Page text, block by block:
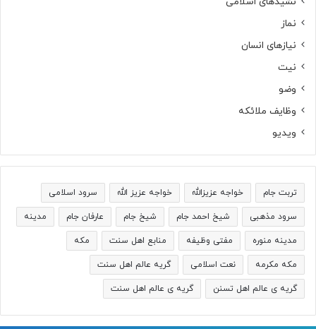
نماز
نیازهای انسان
نیت
وضو
وظایف ملائکه
ویدیو
تربت جام خواجه عزیزالله خواجه عزیز الله سرود اسلامی
سرود مذهبی شیخ احمد جام شیخ جام عارفان جام مدینه
مدینه منوره مفتی وظیفه منابع اهل سنت مکه
مکه مکرمه نعت اسلامی گریه عالم اهل سنت
گریه ی عالم اهل تسنن گریه ی عالم اهل سنت